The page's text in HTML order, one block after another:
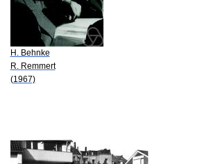
H. Behnke
R. Remmert
(1967)